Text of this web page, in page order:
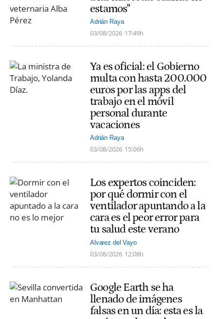
estamos"
Adrián Raya
03/08/2026 17:49h
Ya es oficial: el Gobierno
multa con hasta 200.000
euros por las apps del
trabajo en el móvil
personal durante
vacaciones
Adrián Raya
03/08/2026 15:06h
Los expertos coinciden:
por qué dormir con el
ventilador apuntando a la
cara es el peor error para
tu salud este verano
Alvarez del Vayo
03/08/2026 12:08h
Google Earth se ha
llenado de imágenes
falsas en un día: esta es la